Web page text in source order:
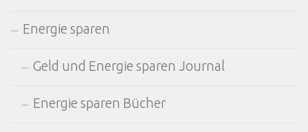
Energie sparen
Geld und Energie sparen Journal
Energie sparen Bücher